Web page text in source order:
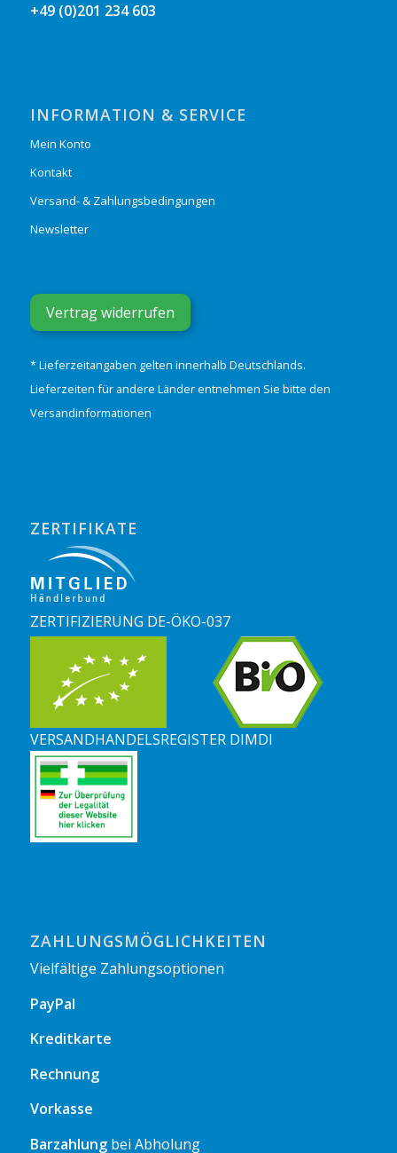
+49 (0)201 234 603
INFORMATION & SERVICE
Mein Konto
Kontakt
Versand- & Zahlungsbedingungen
Newsletter
Vertrag widerrufen
* Lieferzeitangaben gelten innerhalb Deutschlands.
Lieferzeiten für andere Länder entnehmen Sie bitte den
Versandinformationen
ZERTIFIKATE
ZERTIFIZIERUNG DE-ÖKO-037
VERSANDHANDELSREGISTER DIMDI
ZAHLUNGSMÖGLICHKEITEN
Vielfältige Zahlungsoptionen
PayPal
Kreditkarte
Rechnung
Vorkasse
Barzahlungbei Abholung